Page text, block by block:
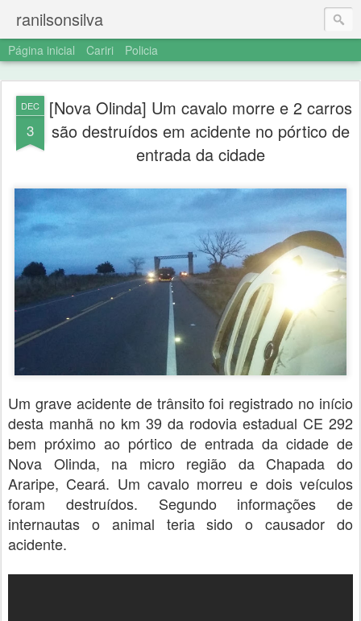
ranilsonsilva
Página inicial Cariri Policia
DEC
3
[Nova Olinda] Um cavalo morre e 2 carros
são destruídos em acidente no pórtico de
entrada da cidade
Um grave acidente de trânsito foi registrado no início
desta manhã no km 39 da rodovia estadual CE 292
bem próximo ao pórtico de entrada da cidade de
Nova Olinda, na micro região da Chapada do
Araripe, Ceará. Um cavalo morreu e dois veículos
foram destruídos. Segundo informações de
internautas o animal teria sido o causador do
acidente.